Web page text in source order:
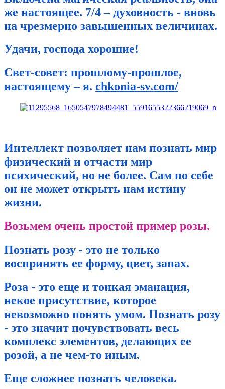
же настоящее. 7/4 – духовность - вновь
на чрезмерно завышенных величинах.
Удачи, господа хорошие!
Свет-совет: прошлому-прошлое,
настоящему – я. chkonia-sv.com/
Интеллект позволяет нам познать мир
физический и отчасти мир
психический, но не более. Сам по себе
он не может открыть нам истину
жизни.
Возьмем очень простой пример розы.
Познать розу - это не только
воспринять ее форму, цвет, запах.
Роза - это еще и тонкая эманация,
некое присутствие, которое
невозможно понять умом. Познать розу
- это значит почувствовать весь
комплекс элементов, делающих ее
розой, а не чем-то иным.
Еще сложнее познать человека.